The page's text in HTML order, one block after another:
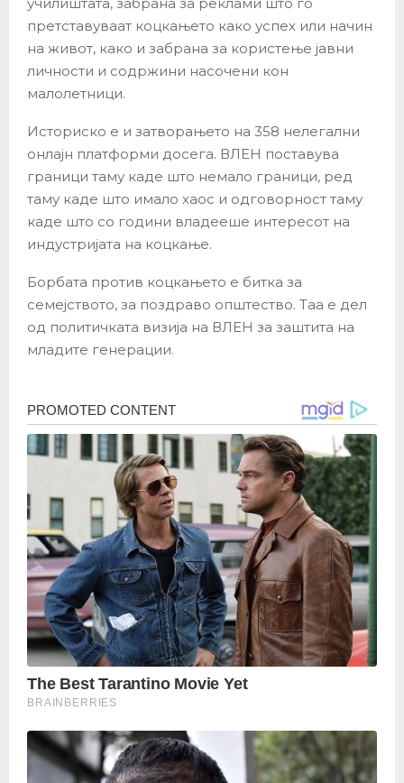
претставуваат коцкањето како успех или начин
на живот, како и забрана за користење јавни
личности и содржини насочени кон
малолетници.
Историско е и затворањето на 358 нелегални
онлајн платформи досега. ВЛЕН поставува
граници таму каде што немало граници, ред
таму каде што имало хаос и одговорност таму
каде што со години владееше интересот на
индустријата на коцкање.
Борбата против коцкањето е битка за
семејството, за поздраво општество. Таа е дел
од политичката визија на ВЛЕН за заштита на
младите генерации.